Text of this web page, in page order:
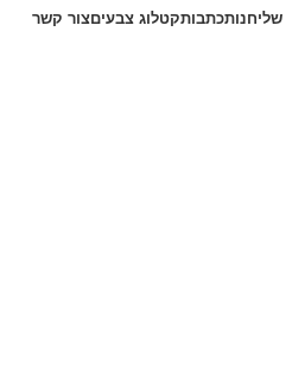
חנותכתבותקטלוג צבעיםצור קשר